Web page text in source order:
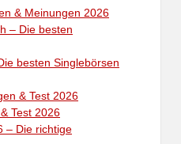
& Meinungen 2026
– Die besten
besten Singlebörsen
& Test 2026
Test 2026
– Die richtige